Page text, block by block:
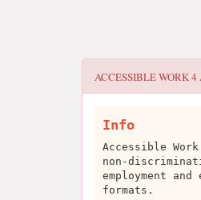
ACCESSIBLE WORK
Info
Accessible
non-
employment
formats.